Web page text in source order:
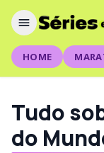
HOME
Tudo
do